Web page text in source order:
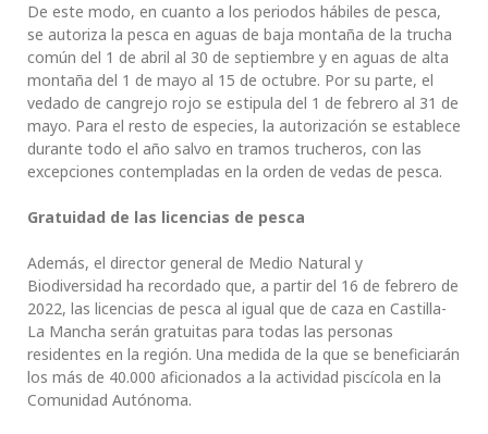
De este modo, en cuanto a los periodos hábiles de pesca,
se autoriza la pesca en aguas de baja montaña de la trucha
común del 1 de abril al 30 de septiembre y en aguas de alta
montaña del 1 de mayo al 15 de octubre. Por su parte, el
vedado de cangrejo rojo se estipula del 1 de febrero al 31 de
mayo. Para el resto de especies, la autorización se establece
durante todo el año salvo en tramos trucheros, con las
excepciones contempladas en la orden de vedas de pesca.
Gratuidad de las licencias de pesca
Además, el director general de Medio Natural y
Biodiversidad ha recordado que, a partir del 16 de febrero de
2022, las licencias de pesca al igual que de caza en Castilla-
La Mancha serán gratuitas para todas las personas
residentes en la región. Una medida de la que se beneficiarán
los más de 40.000 aficionados a la actividad piscícola en la
Comunidad Autónoma.